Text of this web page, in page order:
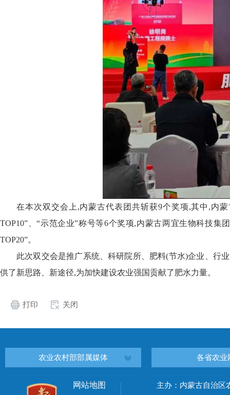
在本次双交会上,内蒙古代表团共斩获9个奖项,其中,内
TOP10”、“示范企业”称号等6个奖项,内蒙古两宜生物科技集
TOP20”。
此次双交会是推广系统、科研院所、肥料(节水)企业、行
供了新思路、新途径,为加快建设农业强国贡献了肥水力量。
打印 关闭
农业农村部部属媒体 各省农业
网站地图
主办：内蒙古自治